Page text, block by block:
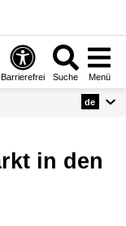
Barrierefrei Suche Menü
de